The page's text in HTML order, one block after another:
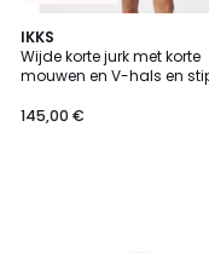
IKKS
Wijde korte jurk met korte
mouwen en V-hals en
145,00 €